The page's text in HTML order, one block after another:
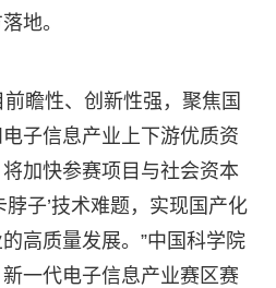
地。
瞻性、创新性强，聚焦国
子信息产业上下游优质资
加快参赛项目与社会资本
脖子’技术难题，实现国产化
高质量发展。”中国科学院
一代电子信息产业赛区赛